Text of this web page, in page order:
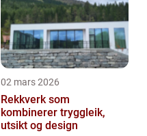
02 mars 2026
Rekkverk som
kombinerer tryggleik,
utsikt og design